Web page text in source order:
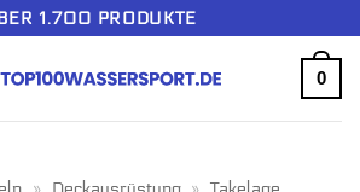
1.700 PRODUKTE
0